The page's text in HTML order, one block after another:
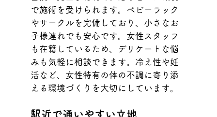
で施術を受けられます。ベビーラック
やサークルを完備しており、小さなお
子様連れでも安心です。女性スタッフ
も在籍しているため、デリケートな悩
みも気軽に相談できます。冷え性や妊
活など、女性特有の体の不調に寄り添
える環境づくりを大切にしています。
駅近で通いやすい立地